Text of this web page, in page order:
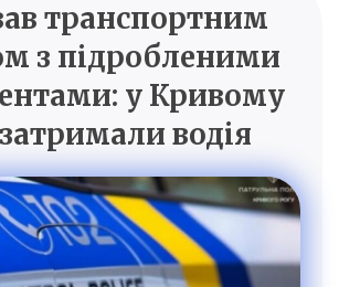
транспортним
з підробленими
у Кривому
затримали водія